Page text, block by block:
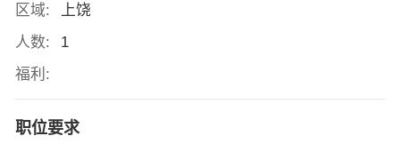
区域:
上饶
人数:
1
福利:
职位要求